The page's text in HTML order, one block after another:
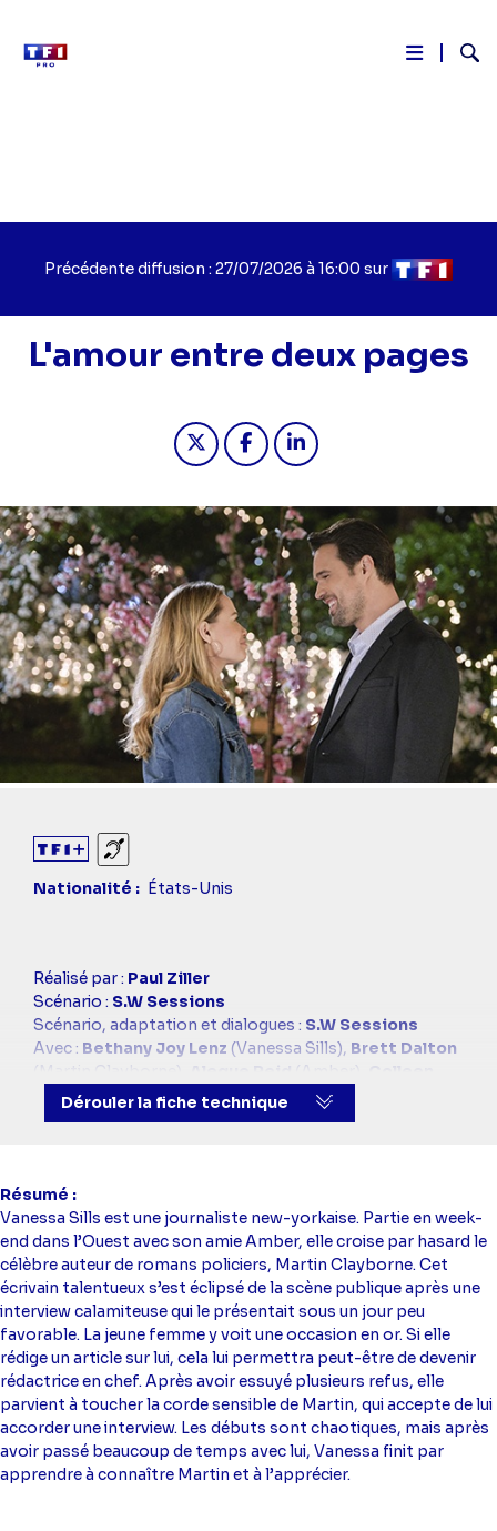
Précédente diffusion : 27/07/2026 à 16:00 sur
L'amour entre deux pages
Partager "L'amour entre deux
Partager "L'amour entre
Diaporama
Sourds et malentendants
Nationalité
États-Unis
Casting
simba
Réalisé par : Paul Ziller
Scénario : S.W Sessions
Scénario, adaptation et dialogues : S.W Sessions
Avec : Bethany Joy Lenz (Vanessa Sills), Brett Dalton
(Martin Clayborne),
(Amber),
Wheeler
(Ruth)
Dérouler la fiche technique
Résumé
Vanessa Sills est une journaliste new-yorkaise. Partie en week-
end dans l’Ouest avec son amie Amber, elle croise par hasard le
célèbre auteur de romans policiers, Martin Clayborne. Cet
écrivain talentueux s’est éclipsé de la scène publique après une
interview calamiteuse qui le présentait sous un jour peu
favorable. La jeune femme y voit une occasion en or. Si elle
rédige un article sur lui, cela lui permettra peut-être de devenir
rédactrice en chef. Après avoir essuyé plusieurs refus, elle
parvient à toucher la corde sensible de Martin, qui accepte de lui
accorder une interview. Les débuts sont chaotiques, mais après
avoir passé beaucoup de temps avec lui, Vanessa finit par
apprendre à connaître Martin et à l’apprécier.